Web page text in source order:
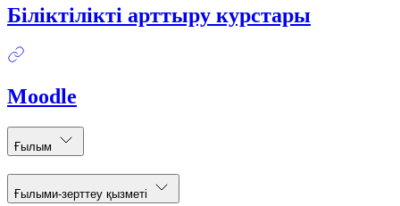
Біліктілікті арттыру курстары
Moodle
Ғылым
Ғылыми-зерттеу қызметі